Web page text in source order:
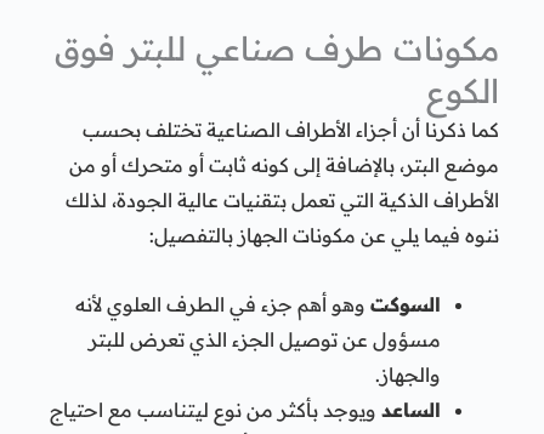
مكونات طرف صناعي للبتر فوق
الكوع
كما ذكرنا أن أجزاء الأطراف الصناعية تختلف بحسب
موضع البتر، بالإضافة إلى كونه ثابت أو متحرك أو من
الأطراف الذكية التي تعمل بتقنيات عالية الجودة، لذلك
ننوه فيما يلي عن مكونات الجهاز بالتفصيل:
السوكتوهو أهم جزء في الطرف العلوي لأنه
مسؤول عن توصيل الجزء الذي تعرض للبتر
والجهاز.
الساعدويوجد بأكثر من نوع ليتناسب مع احتياج